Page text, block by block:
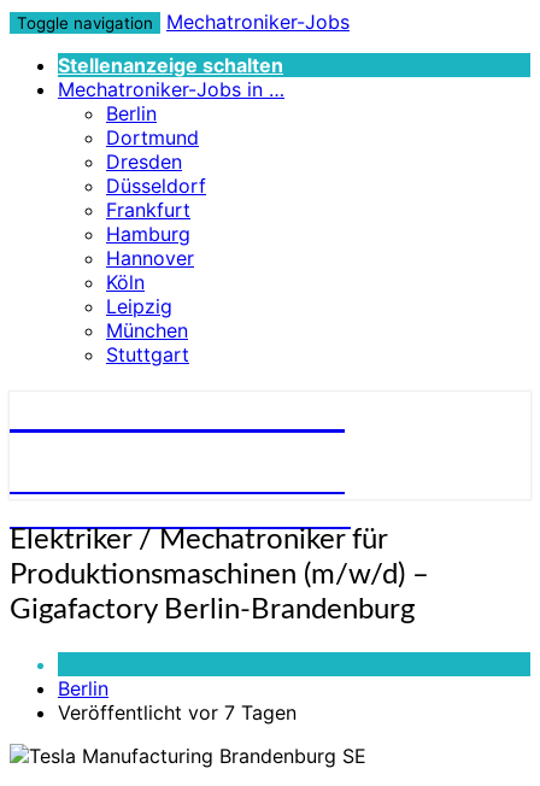
Toggle navigation
Mechatroniker-Jobs
Stellenanzeige schalten
Mechatroniker-Jobs in …
Berlin
Dortmund
Dresden
Düsseldorf
Frankfurt
Hamburg
Hannover
Köln
Leipzig
München
Stuttgart
Elektriker
/
Mechatroniker
für
Produktionsmaschinen
(m/w/d)
Gigafactory
Berlin-
Brandenburg
Elektriker / Mechatroniker für
Produktionsmaschinen (m/w/d) –
Gigafactory Berlin-Brandenburg
Berlin
Veröffentlicht vor 7 Tagen